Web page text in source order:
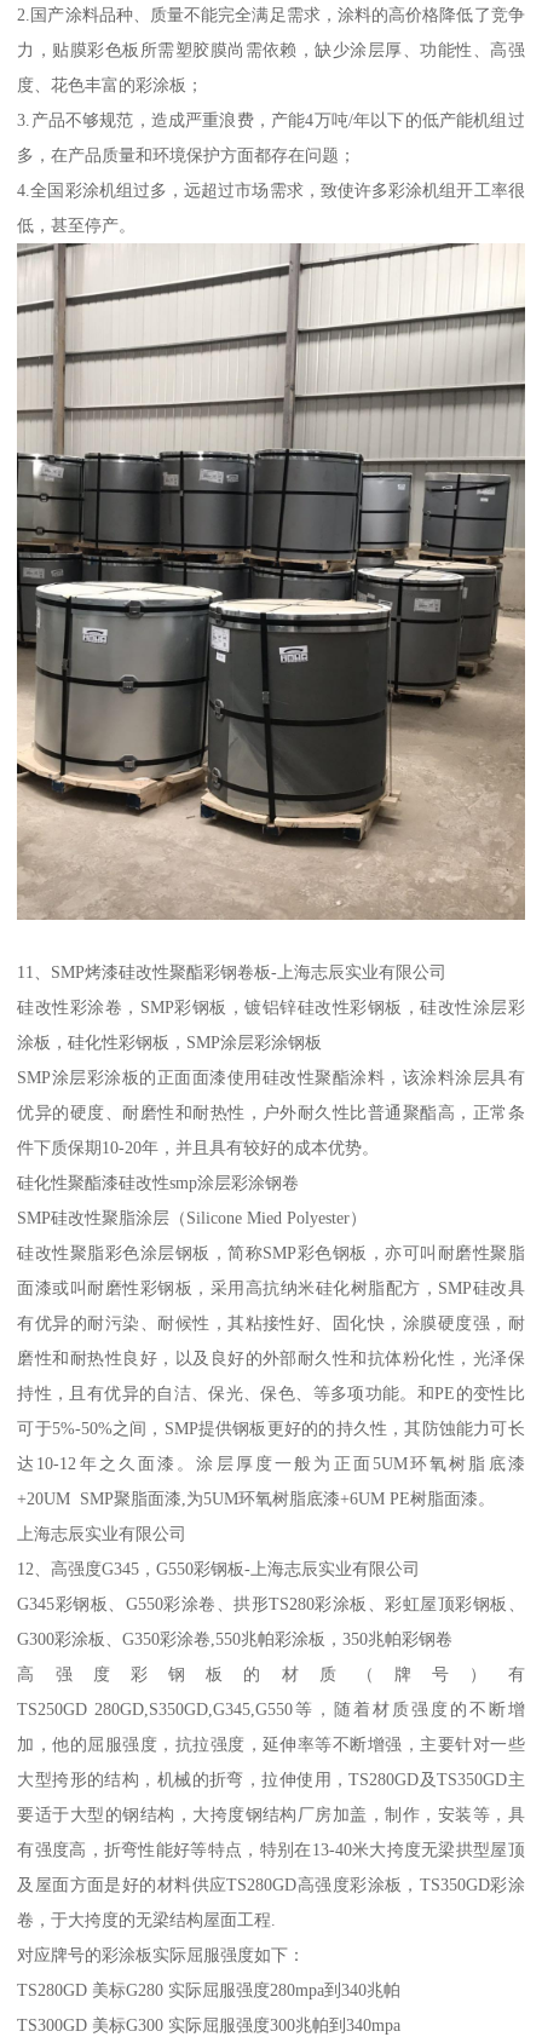
2.国产涂料品种、质量不能完全满足需求，涂料的高价格降低了竞争
力，贴膜彩色板所需塑胶膜尚需依赖，缺少涂层厚、功能性、高强
度、花色丰富的彩涂板；
3.产品不够规范，造成严重浪费，产能4万吨/年以下的低产能机组过
多，在产品质量和环境保护方面都存在问题；
4.全国彩涂机组过多，远超过市场需求，致使许多彩涂机组开工率很
低，甚至停产。
11、SMP烤漆硅改性聚酯彩钢卷板-上海志辰实业有限公司
硅改性彩涂卷，SMP彩钢板，镀铝锌硅改性彩钢板，硅改性涂层彩
涂板，硅化性彩钢板，SMP涂层彩涂钢板
SMP涂层彩涂板的正面面漆使用硅改性聚酯涂料，该涂料涂层具有
优异的硬度、耐磨性和耐热性，户外耐久性比普通聚酯高，正常条
件下质保期10-20年，并且具有较好的成本优势。
硅化性聚酯漆硅改性smp涂层彩涂钢卷
SMP硅改性聚脂涂层（Silicone Mied Polyester）
硅改性聚脂彩色涂层钢板，简称SMP彩色钢板，亦可叫耐磨性聚脂
面漆或叫耐磨性彩钢板，采用高抗纳米硅化树脂配方，SMP硅改具
有优异的耐污染、耐候性，其粘接性好、固化快，涂膜硬度强，耐
磨性和耐热性良好，以及良好的外部耐久性和抗体粉化性，光泽保
持性，且有优异的自洁、保光、保色、等多项功能。和PE的变性比
可于5%-50%之间，SMP提供钢板更好的的持久性，其防蚀能力可长
达10-12年之久面漆。涂层厚度一般为正面5UM环氧树脂底漆
+20UM SMP聚脂面漆,为5UM环氧树脂底漆+6UM PE树脂面漆。
上海志辰实业有限公司
12、高强度G345，G550彩钢板-上海志辰实业有限公司
G345彩钢板、G550彩涂卷、拱形TS280彩涂板、彩虹屋顶彩钢板、
G300彩涂板、G350彩涂卷,550兆帕彩涂板，350兆帕彩钢卷
高强度彩钢板的材质（牌号）有
TS250GD 280GD,S350GD,G345,G550等，随着材质强度的不断增
加，他的屈服强度，抗拉强度，延伸率等不断增强，主要针对一些
大型挎形的结构，机械的折弯，拉伸使用，TS280GD及TS350GD主
要适于大型的钢结构，大挎度钢结构厂房加盖，制作，安装等，具
有强度高，折弯性能好等特点，特别在13-40米大挎度无梁拱型屋顶
及屋面方面是好的材料供应TS280GD高强度彩涂板，TS350GD彩涂
卷，于大挎度的无梁结构屋面工程.
对应牌号的彩涂板实际屈服强度如下：
TS280GD 美标G280 实际屈服强度280mpa到340兆帕
TS300GD 美标G300 实际屈服强度300兆帕到340mpa